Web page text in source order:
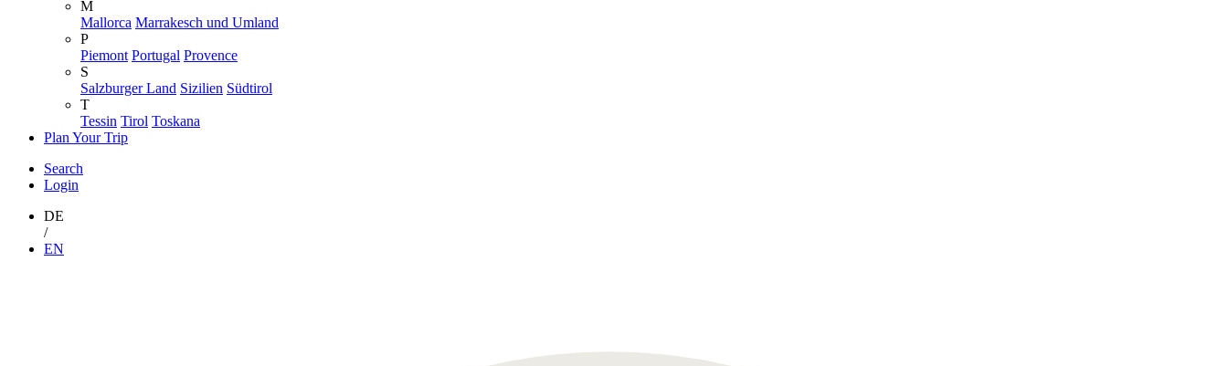
M
Mallorca Marrakesch und Umland
P
Piemont Portugal Provence
S
Salzburger Land Sizilien Südtirol
T
Tessin Tirol Toskana
Plan Your Trip
Search
Login
DE
/
EN